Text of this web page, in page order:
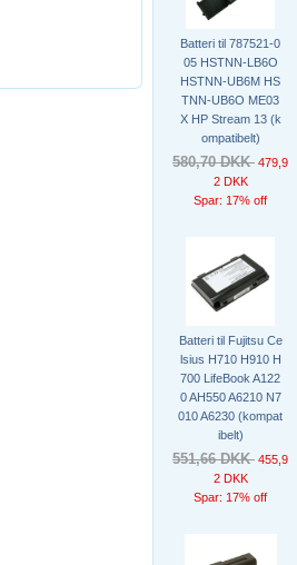
Batteri til 787521-0
05 HSTNN-LB6O
HSTNN-UB6M HS
TNN-UB6O ME03
X HP Stream 13 (k
ompatibelt)
580,70 DKK 479,9
2 DKK
Spar: 17% off
Batteri til Fujitsu Ce
lsius H710 H910 H
700 LifeBook A122
0 AH550 A6210 N7
010 A6230 (kompat
ibelt)
551,66 DKK 455,9
2 DKK
Spar: 17% off